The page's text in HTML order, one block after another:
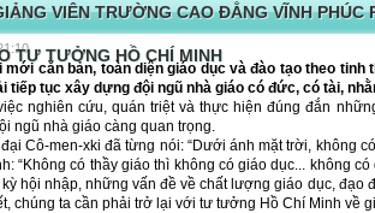
VIÊN TRƯỜNG CAO ĐẲNG VĨNH PHÚC
TƯ TƯỞNG HỒ CHÍ MINH
mới căn bản, toàn diện giáo dục và đào tạo theo tinh
tiếp tục xây dựng đội ngũ nhà giáo có đức, có tài,
nghiên cứu, quán triệt và thực hiện đúng đắn
ngũ nhà giáo càng quan trọng.
Cô-men-xki đã từng nói: “Dưới ánh mặt trời, không
“Không có thầy giáo thì không có giáo dục... không
kỳ hội nhập, những vấn đề về chất lượng giáo dục,
chúng ta cần phải trở lại với tư tưởng Hồ Chí Minh về